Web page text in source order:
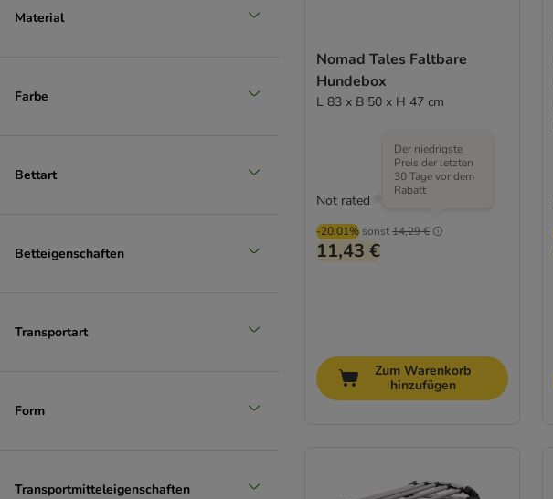
Material
Farbe
Bettart
Betteigenschaften
Transportart
Form
Transportmitteleigenschaften
Nomad Tales Faltbare
Hundebox
L 83 x B 50 x H 47 cm
-20.01% sonst14,29 €
Der niedrigste
Preis der letzten
30 Tage vor dem
Rabatt
11,43 €
Not rated
Zum Warenkorb
hinzufügen